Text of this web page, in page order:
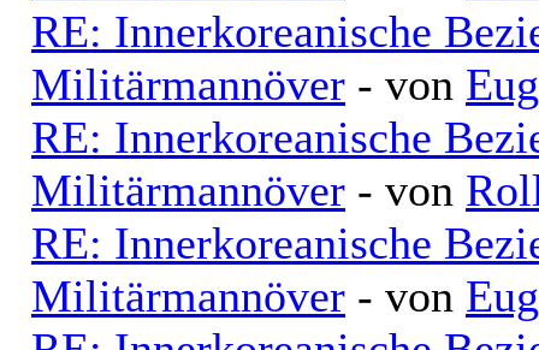
RE: Innerkoreanische
Militärmannöver - von
RE: Innerkoreanische
Militärmannöver - von
RE: Innerkoreanische
Militärmannöver - von